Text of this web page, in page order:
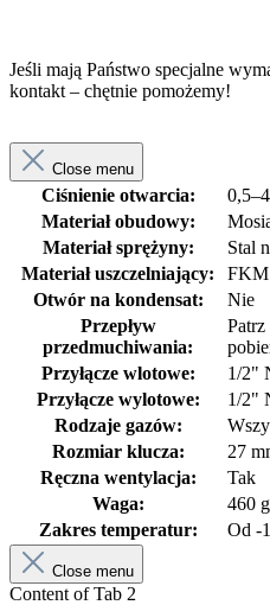
Jeśli mają Państwo specjalne
kontakt – chętnie pomożemy!
Close menu
Ciśnienie otwarcia:
Materiał obudowy:
Materiał sprężyny:
Stal
Materiał uszczelniający:
FKM
Otwór na kondensat:
Nie
Przepływ
przedmuchiwania:
Przyłącze wlotowe:
1/2"
Przyłącze wylotowe:
1/2"
Rodzaje gazów:
Rozmiar klucza:
27
Ręczna wentylacja:
Tak
Waga:
460 g
Zakres temperatur:
Od -
Close menu
Content of Tab 2